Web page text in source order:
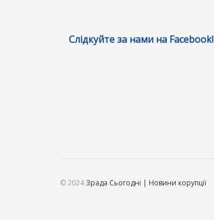
Слідкуйте за нами на Facebook!
© 2024 Зрада Сьогодні | Новини корупції